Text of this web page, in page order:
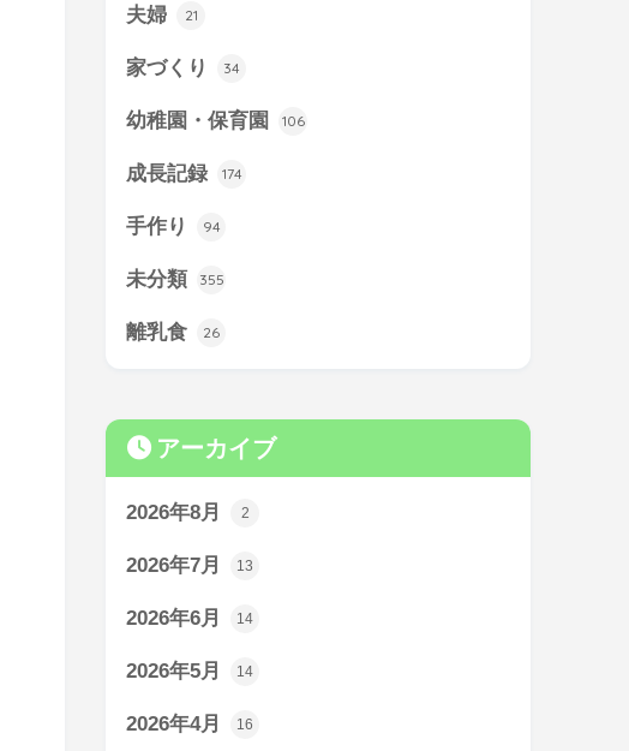
夫婦 21
家づくり 34
幼稚園・保育園 106
成長記録 174
手作り 94
未分類 355
離乳食 26
アーカイブ
2026年8月 2
2026年7月 13
2026年6月 14
2026年5月 14
2026年4月 16